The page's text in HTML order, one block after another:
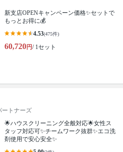
新支店OPENキャンペーン価格✨セットで
もっとお得に💰
4.53(475件)
60,720円/ 1セット
ートナーズ
🌟ハウスクリーニング全般対応🌟女性ス
タッフ対応可✨チームワーク抜群✨エコ洗
剤使用で安心安全✨